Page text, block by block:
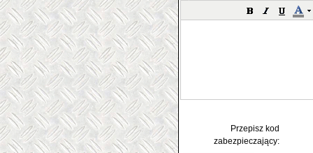
Przepisz kod
zabezpieczający: